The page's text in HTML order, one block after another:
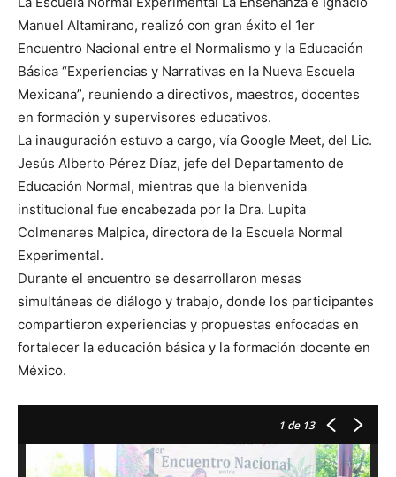
Manuel Altamirano, realizó con gran éxito el 1er
Encuentro Nacional entre el Normalismo y la Educación
Básica “Experiencias y Narrativas en la Nueva Escuela
Mexicana”, reuniendo a directivos, maestros, docentes
en formación y supervisores educativos.
La inauguración estuvo a cargo, vía Google Meet, del Lic.
Jesús Alberto Pérez Díaz, jefe del Departamento de
Educación Normal, mientras que la bienvenida
institucional fue encabezada por la Dra. Lupita
Colmenares Malpica, directora de la Escuela Normal
Experimental.
Durante el encuentro se desarrollaron mesas
simultáneas de diálogo y trabajo, donde los participantes
compartieron experiencias y propuestas enfocadas en
fortalecer la educación básica y la formación docente en
México.
1 de 13